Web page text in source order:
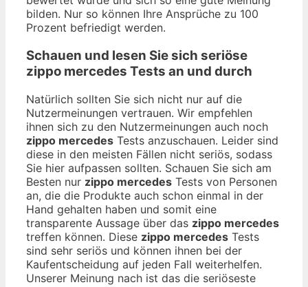
bilden. Nur so können Ihre Ansprüche zu 100
Prozent befriedigt werden.
Schauen und lesen Sie sich seriöse
zippo mercedes Tests an und durch
Natürlich sollten Sie sich nicht nur auf die
Nutzermeinungen vertrauen. Wir empfehlen
ihnen sich zu den Nutzermeinungen auch noch
zippo mercedes Tests anzuschauen. Leider sind
diese in den meisten Fällen nicht seriös, sodass
Sie hier aufpassen sollten. Schauen Sie sich am
Besten nur zippo mercedes Tests von Personen
an, die die Produkte auch schon einmal in der
Hand gehalten haben und somit eine
transparente Aussage über das zippo mercedes
treffen können. Diese zippo mercedes Tests
sind sehr seriös und können ihnen bei der
Kaufentscheidung auf jeden Fall weiterhelfen.
Unserer Meinung nach ist das die seriöseste